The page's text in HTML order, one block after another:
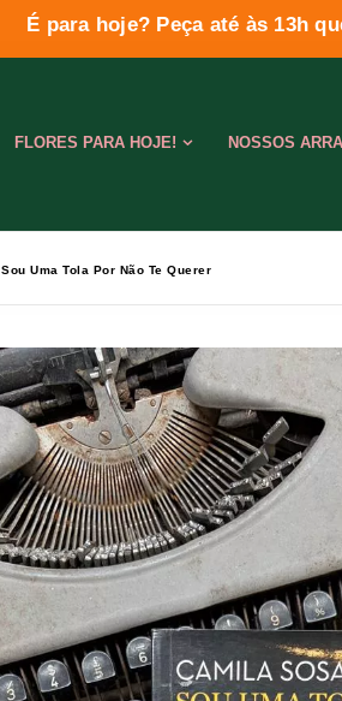
É para hoje? Peça até às 13h
FLORES PARA HOJE! NOSSOS
Sou Uma Tola Por Não Te Querer